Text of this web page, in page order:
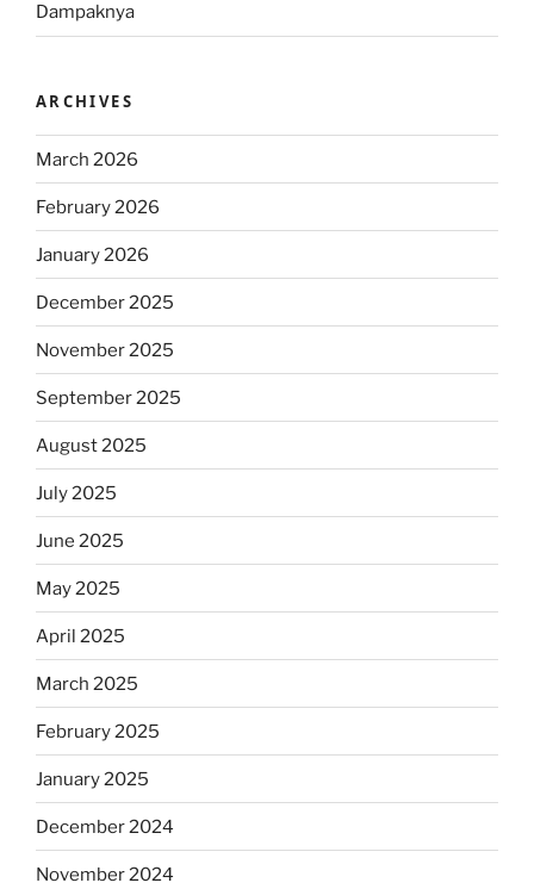
Dampaknya
ARCHIVES
March 2026
February 2026
January 2026
December 2025
November 2025
September 2025
August 2025
July 2025
June 2025
May 2025
April 2025
March 2025
February 2025
January 2025
December 2024
November 2024